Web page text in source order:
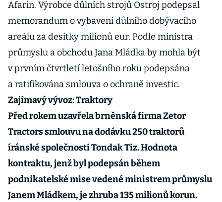
Afarin. Výrobce důlních strojů Ostroj podepsal
memorandum o vybavení důlního dobývacího
areálu za desítky milionů eur. Podle ministra
průmyslu a obchodu Jana Mládka by mohla být
v prvním čtvrtletí letošního roku podepsána
a ratifikována smlouva o ochraně investic.
Zajímavý vývoz: Traktory
Před rokem uzavřela brněnská firma Zetor
Tractors smlouvu na dodávku 250 traktorů
íránské společnosti Tondak Tiz. Hodnota
kontraktu, jenž byl podepsán během
podnikatelské mise vedené ministrem průmyslu
Janem Mládkem, je zhruba 135 milionů korun.